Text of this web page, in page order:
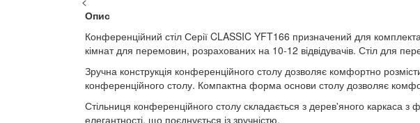
Опис
Конференційний стіл Серії CLASSIC YFT166 призначений для
кімнат для перемовин, розрахованих на 10-12 відвідувачів. Стіл для
Зручна конструкція конференційного столу дозволяє комфортно
конференційного столу. Компактна форма основи столу дозволяє
Стільниця конференційного столу складається з дерев'яного каркаса
елегантності, що поєднується із зручністю.